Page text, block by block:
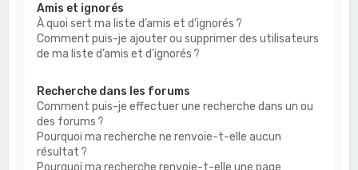
Amis et ignorés
À quoi sert ma liste d’amis et d’ignorés ?
Comment puis-je ajouter ou supprimer des utilisateurs
de ma liste d’amis et d’ignorés ?
Recherche dans les forums
Comment puis-je effectuer une recherche dans un ou
des forums ?
Pourquoi ma recherche ne renvoie-t-elle aucun
résultat ?
Pourquoi ma recherche renvoie-t-elle une page